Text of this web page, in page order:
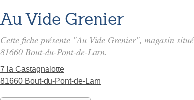
Au Vide Grenier
Cette fiche présente "Au Vide Grenier", magasin situé
81660 Bout-du-Pont-de-Larn.
7 la Castagnalotte
81660 Bout-du-Pont-de-Larn